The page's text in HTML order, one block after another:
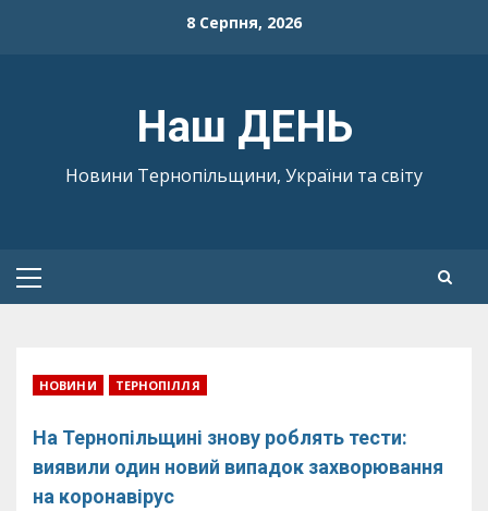
8 Серпня, 2026
Наш ДЕНЬ
Новини Тернопільщини, України та світу
Primary
НОВИНИ ТЕРНОПІЛЛЯ
На Тернопільщині знову роблять тести:
виявили один новий випадок захворювання
на коронавірус